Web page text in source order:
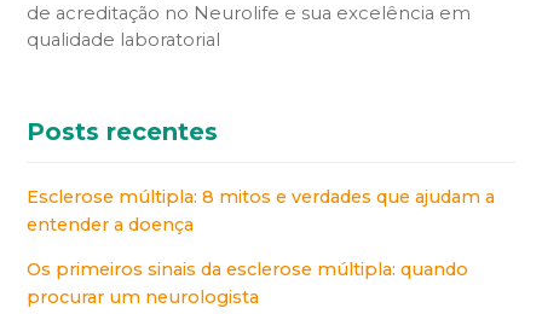
de acreditação no Neurolife e sua excelência em
qualidade laboratorial
Posts recentes
Esclerose múltipla: 8 mitos e verdades que ajudam a
entender a doença
Os primeiros sinais da esclerose múltipla: quando
procurar um neurologista